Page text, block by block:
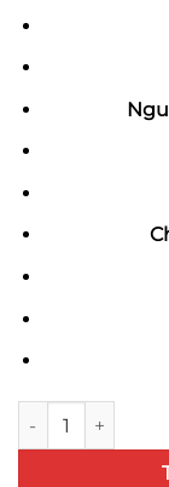
Đèn led âm trần